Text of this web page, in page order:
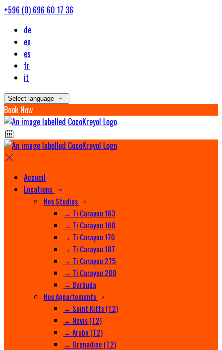
+596 (0) 696 60 17 36
de
en
es
fr
it
Select language
Book Now
Accueil
Locations
Nos Studios
→ Ti Carayou 163
→ Ti Carayou 168
→ Ti Carayou 170
→ Ti Carayou 187
→ Ti Carayou 275
→ Ti Carayou 280
→ Barbuda
Nos Appartements
→ Saint Kitts (T2)
→ Nevis (T2)
→ Aruba (T2)
→ Grenadine (T2)